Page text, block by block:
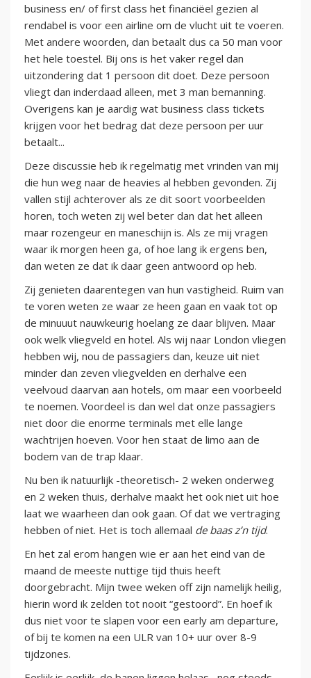
business en/ of first class het financiëel gezien al
rendabel is voor een airline om de vlucht uit te voeren.
Met andere woorden, dan betaalt dus ca 50 man voor
het hele toestel. Bij ons is het vaker regel dan
uitzondering dat 1 persoon dit doet. Deze persoon
vliegt dan inderdaad alleen, met 3 man bemanning.
Overigens kan je aardig wat business class tickets
krijgen voor het bedrag dat deze persoon per uur
betaalt...
Deze discussie heb ik regelmatig met vrinden van mij
die hun weg naar de heavies al hebben gevonden. Zij
vallen stijl achterover als ze dit soort voorbeelden
horen, toch weten zij wel beter dan dat het alleen
maar rozengeur en maneschijn is. Als ze mij vragen
waar ik morgen heen ga, of hoe lang ik ergens ben,
dan weten ze dat ik daar geen antwoord op heb.
Zij genieten daarentegen van hun vastigheid. Ruim van
te voren weten ze waar ze heen gaan en vaak tot op
de minuuut nauwkeurig hoelang ze daar blijven. Maar
ook welk vliegveld en hotel. Als wij naar London vliegen
hebben wij, nou de passagiers dan, keuze uit niet
minder dan zeven vliegvelden en derhalve een
veelvoud daarvan aan hotels, om maar een voorbeeld
te noemen. Voordeel is dan wel dat onze passagiers
niet door die enorme terminals met elle lange
wachtrijen hoeven. Voor hen staat de limo aan de
bodem van de trap klaar.
Nu ben ik natuurlijk -theoretisch- 2 weken onderweg
en 2 weken thuis, derhalve maakt het ook niet uit hoe
laat we waarheen dan ook gaan. Of dat we vertraging
hebben of niet. Het is toch allemaal de baas z’n tijd.
En het zal erom hangen wie er aan het eind van de
maand de meeste nuttige tijd thuis heeft
doorgebracht. Mijn twee weken off zijn namelijk heilig,
hierin word ik zelden tot nooit “gestoord”. En hoef ik
dus niet voor te slapen voor een early am departure,
of bij te komen na een ULR van 10+ uur over 8-9
tijdzones.